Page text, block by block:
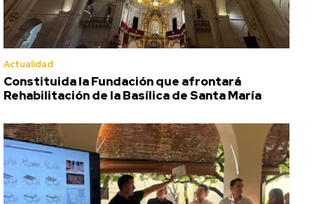
Actualidad
Constituida la Fundación que afrontará
Rehabilitación de la Basílica de Santa María